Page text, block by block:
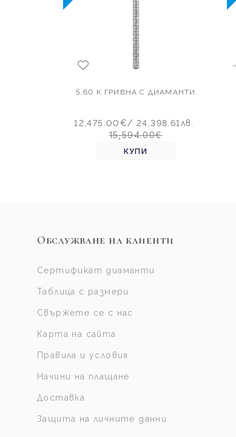
5.60 K ГРИВНА С ДИАМАНТИ
12,475.00€/ 24,398.61лв.
15,594.00€
КУПИ
Обслужване на клиенти
Сертификат диаманти
Таблица с размери
Свържете се с нас
Карта на сайта
Правила и условия
Начини на плащане
Доставка
Защита на личните данни